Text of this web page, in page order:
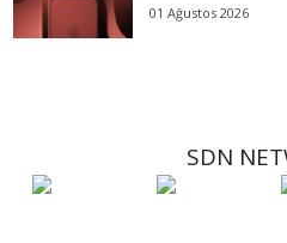
01 Ağustos 2026
SDN